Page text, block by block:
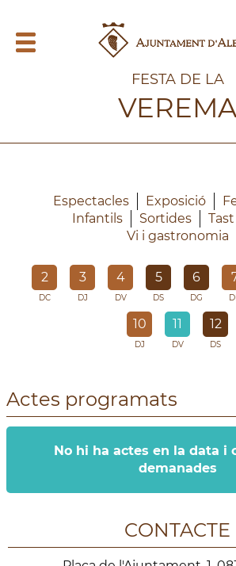
FESTA DE LA
VEREMA
Espectacles Exposició
Infantils
Sortides
Vi i gastronomia
2
DC
3
DJ
4
DV
5
DS
6
DG
10
DJ
11
DV
12
DS
Actes programats
No hi ha actes en la data i
demanades
CONTACTE